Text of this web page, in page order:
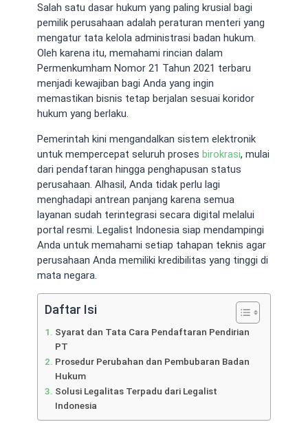
Salah satu dasar hukum yang paling krusial bagi
pemilik perusahaan adalah peraturan menteri yang
mengatur tata kelola administrasi badan hukum.
Oleh karena itu, memahami rincian dalam
Permenkumham Nomor 21 Tahun 2021 terbaru
menjadi kewajiban bagi Anda yang ingin
memastikan bisnis tetap berjalan sesuai koridor
hukum yang berlaku.
Pemerintah kini mengandalkan sistem elektronik
untuk mempercepat seluruh proses birokrasi, mulai
dari pendaftaran hingga penghapusan status
perusahaan. Alhasil, Anda tidak perlu lagi
menghadapi antrean panjang karena semua
layanan sudah terintegrasi secara digital melalui
portal resmi. Legalist Indonesia siap mendampingi
Anda untuk memahami setiap tahapan teknis agar
perusahaan Anda memiliki kredibilitas yang tinggi di
mata negara.
Daftar Isi
Syarat dan Tata Cara Pendaftaran Pendirian
PT
Prosedur Perubahan dan Pembubaran Badan
Hukum
Solusi Legalitas Terpadu dari Legalist
Indonesia